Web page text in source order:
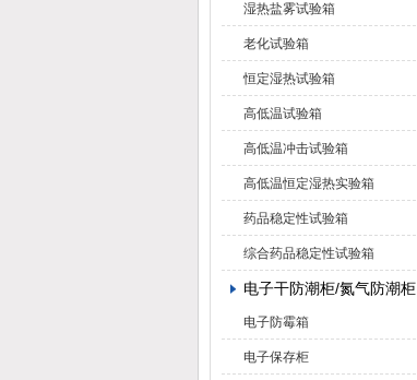
湿热盐雾试验箱
老化试验箱
恒定湿热试验箱
高低温试验箱
高低温冲击试验箱
高低温恒定湿热实验箱
药品稳定性试验箱
综合药品稳定性试验箱
电子干防潮柜/氮气防潮柜
电子防霉箱
电子保存柜